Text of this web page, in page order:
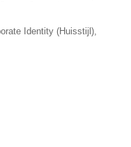
Identity (Huisstijl),